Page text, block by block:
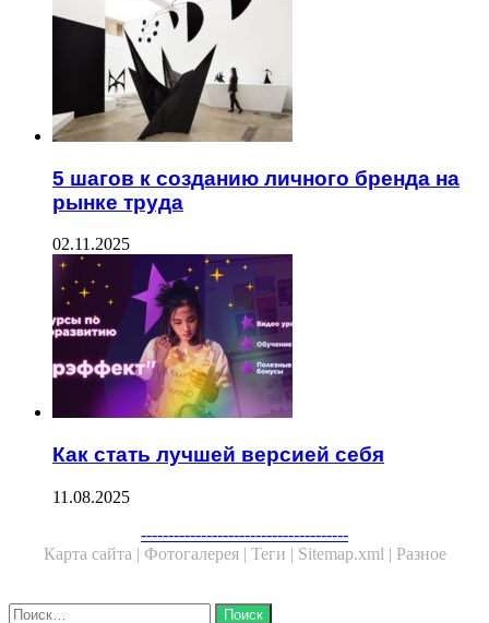
5 шагов к созданию личного бренда на
рынке труда
02.11.2025
Как стать лучшей версией себя
11.08.2025
--------------------------------------
Карта сайта | Фотогалерея | Теги | Sitemap.xml | Разное
Close
Найти: